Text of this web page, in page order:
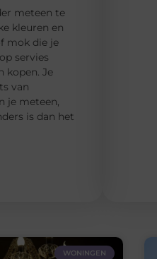
meteen te
kleuren en
mok die je
servies
kopen. Je
van
je meteen,
is dan het
WONINGEN